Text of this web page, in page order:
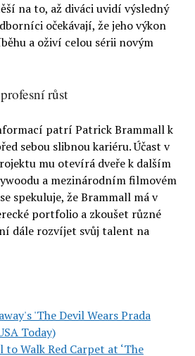
na to, až diváci uvidí výsledný
očekávají, že jeho výkon
a oživí celou sérii novým
růst
patrí Patrick Brammall k
sebou slibnou kariéru. Účast v
mu otevírá dveře k dalším
a mezinárodním filmovém
spekuluje, že Brammall má v
portfolio a zkoušet různé
dále rozvíjet svůj talent na
'The Devil Wears Prada
Today)
Walk Red Carpet at ‘The